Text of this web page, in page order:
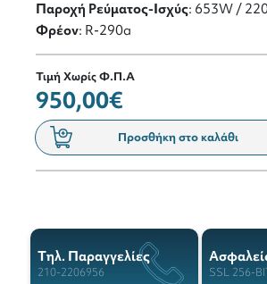
Παροχή Ρεύματος-Ισχύς: 653W /
Φρέον: R-290a
Τιμή Χωρίς Φ.Π.Α
950,00€
Προσθήκη στο καλάθι
Tηλ. Παραγγελίες
210-2206956 SSL 256-